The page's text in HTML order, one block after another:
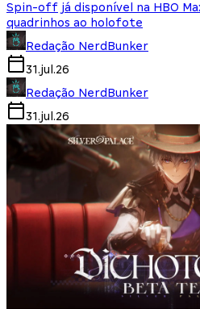
Spin-off já disponível na HBO
quadrinhos ao holofote
Redação NerdBunker
31.jul.26
Redação NerdBunker
31.jul.26